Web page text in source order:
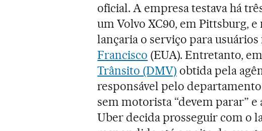
oficial. A empresa testava há
um Volvo XC90, em Pittsburg,
lançaria o serviço para
Francisco (EUA). Entretanto,
Trânsito (DMV) obtida pela
responsável pelo
sem motorista “devem parar” e
Uber decida prosseguir com o